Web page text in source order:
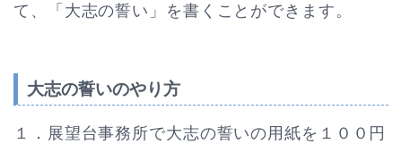
て、「大志の誓い」を書くことができます。
大志の誓いのやり方
１．展望台事務所で大志の誓いの用紙を１００円